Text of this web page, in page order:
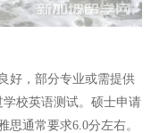
好，部分专业或需提供
校英语测试。硕士申请
通常要求6.0分左右。